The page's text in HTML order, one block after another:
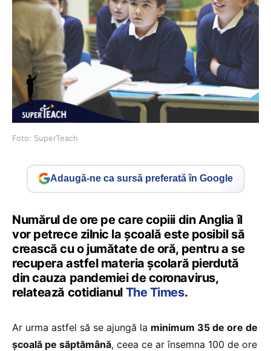
Foto: SuperTeach
Adaugă-ne ca sursă preferată în Google
Numărul de ore pe care copiii din Anglia îl
vor petrece zilnic la școală este posibil să
crească cu o jumătate de oră, pentru a se
recupera astfel materia școlară pierdută
din cauza pandemiei de coronavirus,
relatează cotidianul The Times.
Ar urma astfel să se ajungă la minimum 35 de ore de
școală pe săptămână, ceea ce ar însemna 100 de ore